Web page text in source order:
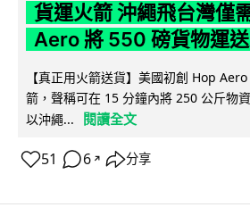
貨運火箭 沖繩飛台灣僅
Aero 將 550 磅貨物運
【真正用火箭送貨】美國初創 Hop
箭，聲稱可在 15 分鐘內將 250 公斤物
以沖繩...
閱讀全文
51 6 ↗ 分享